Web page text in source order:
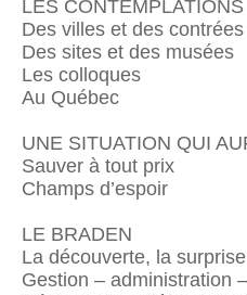
LES CONTEMPLATIONS
Des villes et des contrées
Des sites et des musées
Les colloques
Au Québec
UNE SITUATION QUI
Sauver à tout prix
Champs d’espoir
LE BRADEN
La découverte, la surprise
Gestion – administration